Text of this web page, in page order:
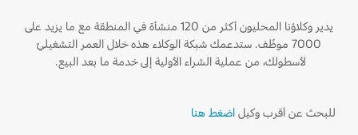
يدير وكلاؤنا المحليون أكثر من 120 منشأة في المنطقة مع ما يزيد على
7000 موظّف. ستدعمك شبكة الوكلاء هذه خلال العمر التشغيليّ
لأسطولك، من عملية الشراء الأولية إلى خدمة ما بعد البيع.
للبحث عن أقرب وكيل اضغط هنا